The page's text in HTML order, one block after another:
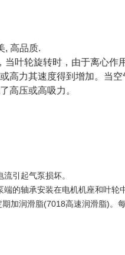
, 高品质.
叶轮旋转时，由于离心作
高力其速度得到增加。当空
高压或高吸力。
引起气泵损坏。
的轴承安装在电机机座和叶轮
加润滑脂(7018高速润滑脂)。